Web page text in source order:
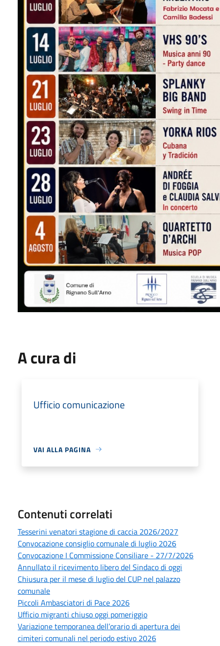
A cura di
Ufficio comunicazione
VAI ALLA PAGINA
Contenuti correlati
Tesserini venatori stagione di caccia 2026/2027
Convocazione consiglio comunale di luglio 2026
Convocazione I Commissione Consiliare - 27/7/2026
Annullato il ricevimento libero del Sindaco di oggi
Chiusura per il mese di luglio del CUP nel palazzo
comunale
Piccoli Ambasciatori di Pace 2026
Ufficio migranti chiuso oggi pomeriggio
Variazione temporanea dell’orario di apertura dei
cimiteri comunali nel periodo estivo 2026